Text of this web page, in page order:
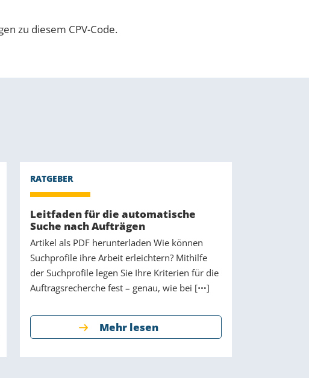
zu diesem CPV-Code.
Leitfaden für die automatische
Suche nach Aufträgen
Artikel als PDF herunterladen Wie können
Suchprofile ihre Arbeit erleichtern? Mithilfe
der Suchprofile legen Sie Ihre Kriterien für die
Auftragsrecherche fest – genau, wie bei [
]
Mehr lesen